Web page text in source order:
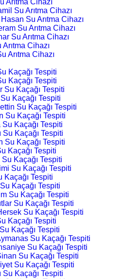
Arıtma Cihazı
Su Arıtma Cihazı
Su Arıtma Cihazı
Su Arıtma Cihazı
Su Arıtma Cihazı
Arıtma Cihazı
Arıtma Cihazı
Kaçağı Tespiti
Kaçağı Tespiti
Su Kaçağı Tespiti
Kaçağı Tespiti
Su Kaçağı Tespiti
Su Kaçağı Tespiti
Kaçağı Tespiti
Su Kaçağı Tespiti
Su Kaçağı Tespiti
Kaçağı Tespiti
Su Kaçağı Tespiti
Su Kaçağı Tespiti
Kaçağı Tespiti
Kaçağı Tespiti
Su Kaçağı Tespiti
Su Kaçağı Tespiti
Su Kaçağı Tespiti
Kaçağı Tespiti
Kaçağı Tespiti
Su Kaçağı Tespiti
Su Kaçağı Tespiti
Su Kaçağı Tespiti
Su Kaçağı Tespiti
Su Kaçağı Tespiti